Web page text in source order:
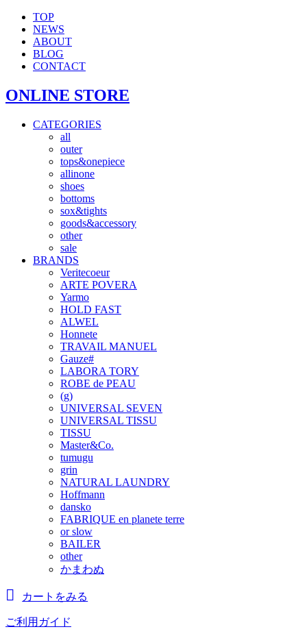
TOP
NEWS
ABOUT
BLOG
CONTACT
ONLINE STORE
CATEGORIES
all
outer
tops&onepiece
allinone
shoes
bottoms
sox&tights
goods&accessory
other
sale
BRANDS
Veritecoeur
ARTE POVERA
Yarmo
HOLD FAST
ALWEL
Honnete
TRAVAIL MANUEL
Gauze#
LABORA TORY
ROBE de PEAU
(g)
UNIVERSAL SEVEN
UNIVERSAL TISSU
TISSU
Master&Co.
tumugu
grin
NATURAL LAUNDRY
Hoffmann
dansko
FABRIQUE en planete terre
or slow
BAILER
other
かまわぬ
カートをみる
ご利用ガイド